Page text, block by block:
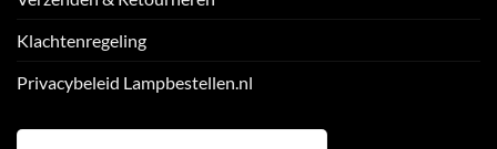
Klachtenregeling
Privacybeleid Lampbestellen.nl